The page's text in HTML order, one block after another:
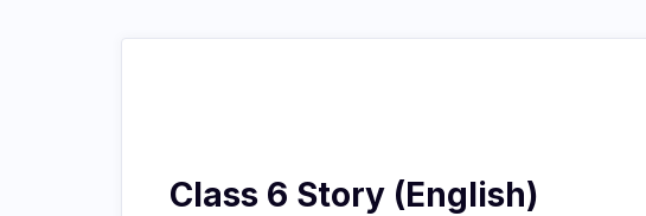
Class 6 Story (English)